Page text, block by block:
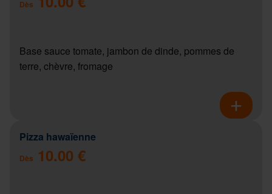
Dès
Base sauce tomate, jambon de dinde, pommes de
terre, chèvre, fromage
Pizza hawaïenne
Dès 10.00 €